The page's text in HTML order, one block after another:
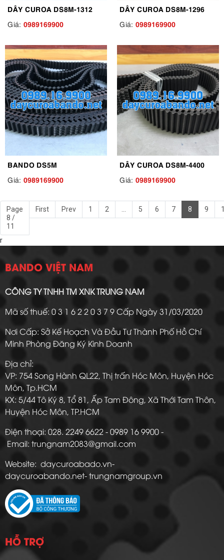
DÂY CUROA DS8M-1312
Giá: 0989169900
DÂY CUROA DS8M-1296
Giá: 0989169900
BANDO DS5M
Giá: 0989169900
DÂY CUROA DS8M-4400
Giá: 0989169900
Page
8 /
11
First Prev 1 2 ... 5 6 7 8 9
r
BANDO VIỆT NAM
CÔNG TY TNHH TM XNK TRUNG NAM
Mã số thuế: 0 3 1 6 2 2 0 3 7 9 Cấp Ngày 31/03/2020
Nơi Cấp: Sở Kế Hoạch Và Đầu Tư Thành Phố Hồ Chí
Minh Phòng Đăng Ký Kinh Doanh
Địa chỉ:
VP: 754 Song Hành QL22, Thị trấn Hóc Môn, Huyện Hóc
Môn, Tp.HCM
KX: 5/44 Tô Ký 8, Tổ 81, Ấp Tam Đông, Xã Thới Tam Thôn,
Huyện Hóc Môn, TP.HCM
Điện thoại: 028. 2249 6622 - 0989 16 9900 -
Email: trungnam2083@gmail.com
Website: daycuroabado.vn-
daycuroabando.net- trungnamgroup.vn
HỖ TRỢ